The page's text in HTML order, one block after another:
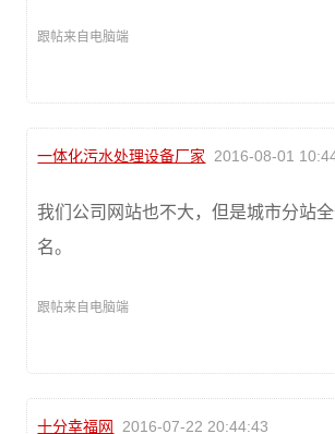
跟帖来自电脑端
一体化污水处理设备厂家 2016-08-01
我们公司网站也不大，但是城市分站
名。
跟帖来自电脑端
十分幸福网 2016-07-22 20:44:43